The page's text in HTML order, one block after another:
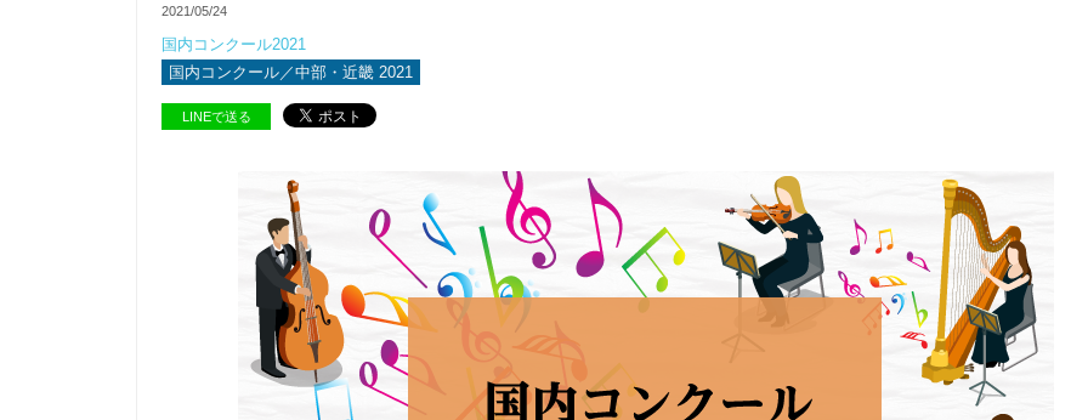
2021/05/24
国内コンクール2021
国内コンクール／中部・近畿 2021
LINEで送る